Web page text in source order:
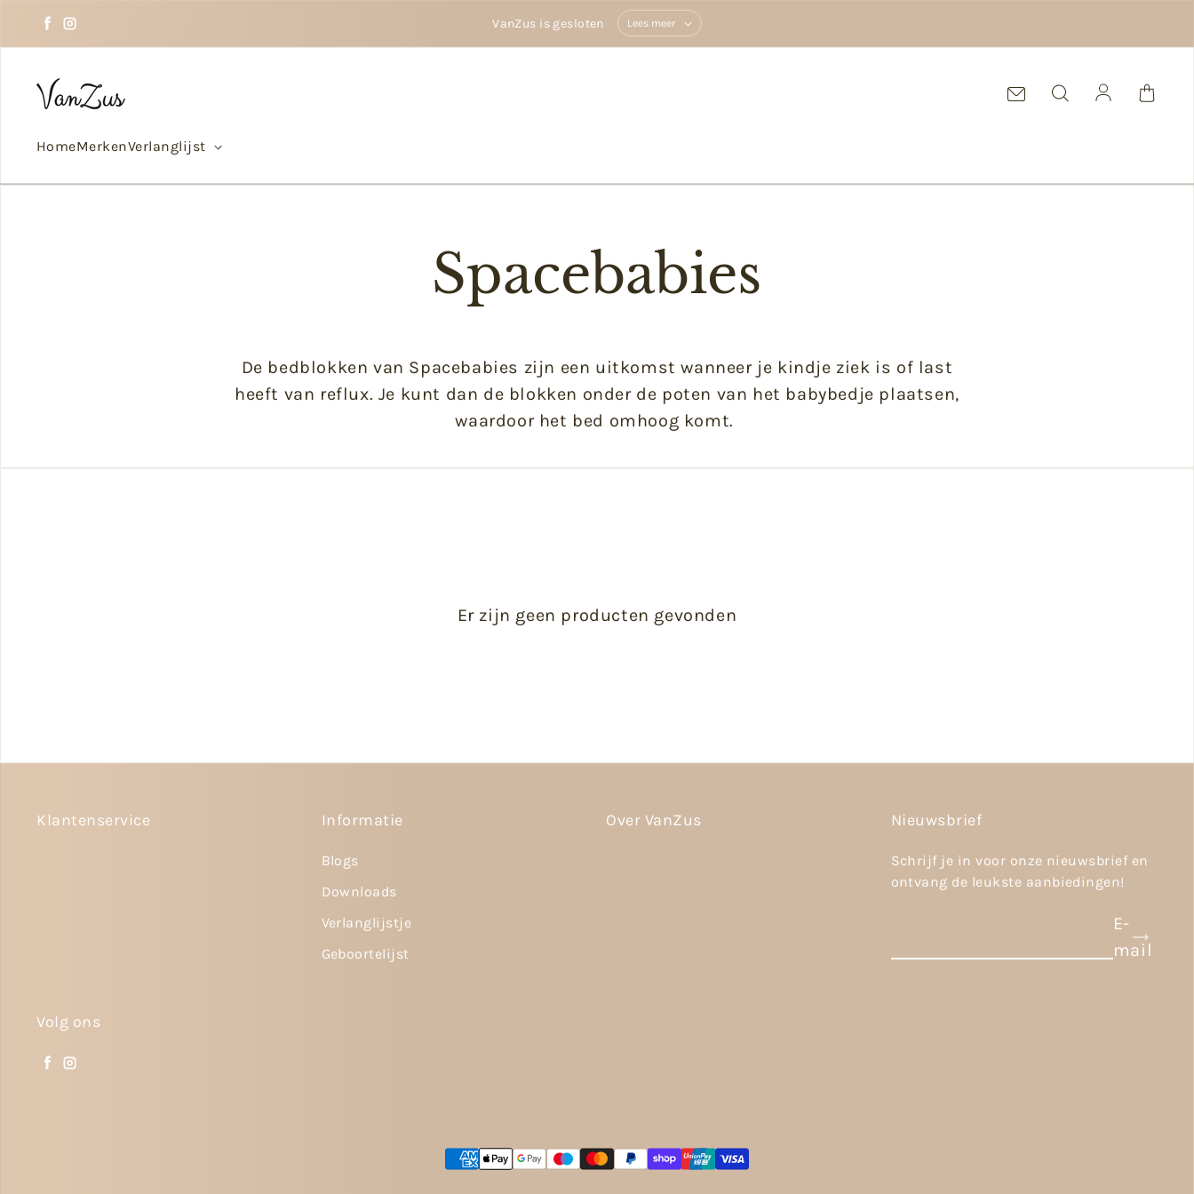
Facebook
Instagram
VanZus is gesloten Lees meer
Log in
HomeMerkenVerlanglijst
Spacebabies
De bedblokken van Spacebabies zijn een uitkomst wanneer je kindje ziek is of last
heeft van reflux. Je kunt dan de blokken onder de poten van het babybedje plaatsen,
waardoor het bed omhoog komt.
Er zijn geen producten gevonden
Klantenservice Informatie
Blogs
Downloads
Verlanglijstje
Geboortelijst
Over VanZus Nieuwsbrief
Schrijf je in voor onze nieuwsbrief en
ontvang de leukste aanbiedingen!
E-
mail
Volg ons
Facebook
Instagram
Betaalmethoden